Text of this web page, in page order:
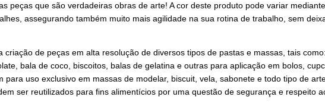
peças que são verdadeiras obras de arte! A cor deste produto pode variar
assegurando também muito mais agilidade na sua rotina de trabalho, sem
criação de peças em alta resolução de diversos tipos de pastas e massas, tais
bala de coco, biscoitos, balas de gelatina e outras para aplicação em bolos,
para uso exclusivo em massas de modelar, biscuit, vela, sabonete e todo tipo de
ser reutilizados para fins alimentícios por uma questão de segurança e respeito